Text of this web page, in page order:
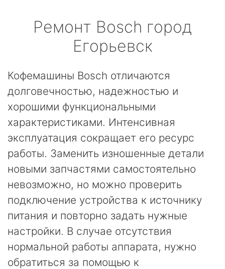
Ремонт Bosch город
Егорьевск
Кофемашины Bosch отличаются
долговечностью, надежностью и
хорошими функциональными
характеристиками. Интенсивная
эксплуатация сокращает его ресурс
работы. Заменить изношенные детали
новыми запчастями самостоятельно
невозможно, но можно проверить
подключение устройства к источнику
питания и повторно задать нужные
настройки. В случае отсутствия
нормальной работы аппарата, нужно
обратиться за помощью к